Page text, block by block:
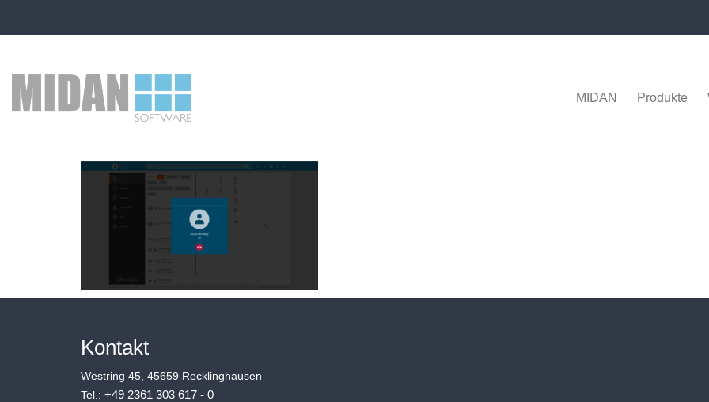
MIDAN Produkte
Kontakt
Westring 45, 45659 Recklinghausen
Tel.: +49 2361 303 617 - 0